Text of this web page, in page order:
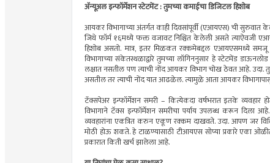
ॲन्यूअल इन्फॉर्मेशन स्टेटमेंट : तुमच्या कमाईचा डिजिटल हिशोब
आयकर विभागाच्या अंतर्गत काही दिवसांपूर्वी (एआयएस) ची सुरुवात
जिथे फॉर्म १६मध्ये फक्त वजावट निश्चित केलेली असते त्याऐवजी
हिशोब असतो. मात्र, इतर मिळकत रक्कमेबद्दल एआयएसमध्ये
विभागाच्या संकेतस्थळाद्वारे तुमच्या लॉगिननुसार हे स्टेटमेंड
लक्षात नसतील पण त्याची नोंद आयकर विभाग चोख ठेवत आहे. उदा.
असतील तर त्याची नोंद यात आढळेल. त्यामुळे आता आयकर विभागापासून
टॅक्सपेअर इन्फॉर्मेशन समरी – कित्येकदा वर्षभरात इतके व्यवहार
विभागाने टॅक्स इन्फॉर्मेशन समरीचा पर्याय उपलब्ध करून दिला
व्यवहारांना एकत्रित करुन एकूण रक्कम दाखवते. उदा. आपण जर
मोठी होऊ शकते. हे टाळण्यासाठी टीआयएस सोप्या प्रकारे एका
प्रकारात किती खर्च झालेला आहे.